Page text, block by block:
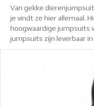
Van gekke
je vindt ze hier allemaal.
hoogwaardige jumpsuits
jumpsuits zijn leverbaar